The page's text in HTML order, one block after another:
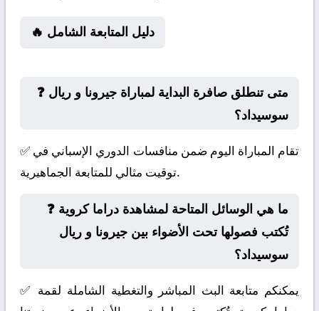
🔥 دليل المتابعة الشامل
❓ متى تنطلق صافرة البداية لمباراة جيرونا و ريال
سوسيداد؟
✅ تقام المباراة اليوم ضمن منافسات الدوري الإسباني في
توقيت مثالي للمتابعة الجماهيرية.
❓ ما هي الوسائل المتاحة لمشاهدة دراما كروية
تُكتب فصولها تحت الأضواء بين جيرونا و ريال
سوسيداد؟
✅ يمكنكم متابعة البث المباشر والتغطية الشاملة لقمة